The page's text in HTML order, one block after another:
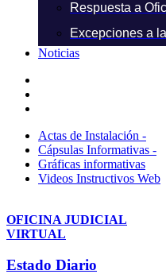
Respuesta a
Excepciones a
Noticias
Actas de Instalación -
Cápsulas Informativas -
Gráficas informativas
Videos Instructivos Web
OFICINA JUDICIAL
VIRTUAL
Estado Diario